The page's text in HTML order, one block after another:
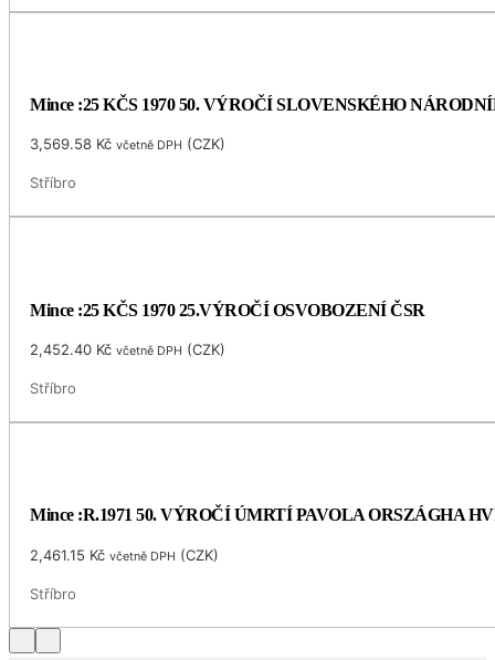
Mince :25 KČS 1970 50. VÝROČÍ SLOVENSKÉHO
3,569.58 Kč včetně DPH (CZK)
Stříbro
Mince :25 KČS 1970 25.VÝROČÍ OSVOBOZENÍ ČSR
2,452.40 Kč včetně DPH (CZK)
Stříbro
Mince :R.1971 50. VÝROČÍ ÚMRTÍ PAVOLA ORSZÁGHA
2,461.15 Kč včetně DPH (CZK)
Stříbro